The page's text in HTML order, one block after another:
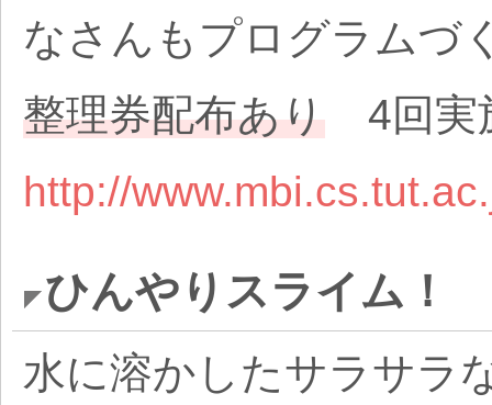
なさんもプログラムづ
整理券配布あり 4回実
http://
ひんやりスライム！
水に溶かしたサラサラ